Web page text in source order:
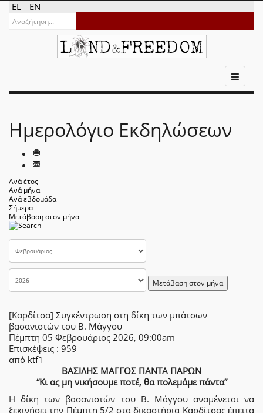
EL EN
Ημερολόγιο Εκδηλώσεων
Ανά έτος
Ανά μήνα
Ανά εβδομάδα
Σήμερα
Μετάβαση στον μήνα
Μετάβαση στον μήνα
[Καρδίτσα] Συγκέντρωση στη δίκη των μπάτσων
βασανιστών του Β. Μάγγου
Πέμπτη 05 Φεβρουάριος 2026, 09:00am
Επισκέψεις : 959
από ktf1
ΒΑΣΙΛΗΣ ΜΑΓΓΟΣ ΠΑΝΤΑ ΠΑΡΩΝ
“Κι ας μη νικήσουμε ποτέ, θα πολεμάμε πάντα”
Η δίκη των βασανιστών του Β. Μάγγου αναμένεται να
ξεκινήσει την Πέμπτη 5/2 στα δικαστήρια Καρδίτσας έπειτα